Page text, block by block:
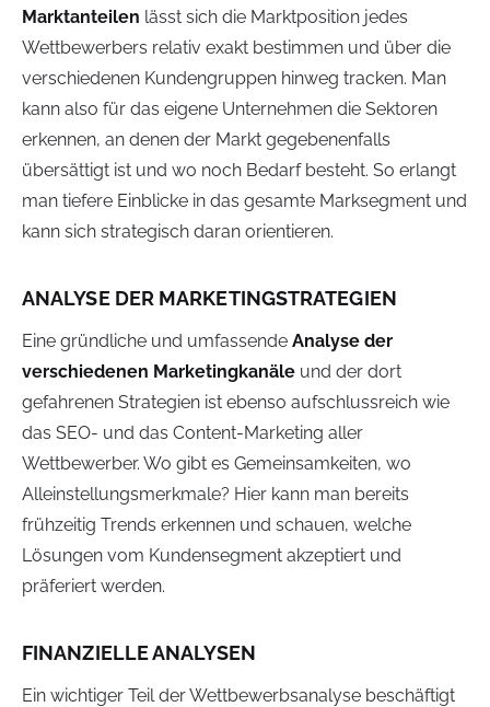
Marktanteilen lässt sich die Marktposition jedes
Wettbewerbers relativ exakt bestimmen und über die
verschiedenen Kundengruppen hinweg tracken. Man
kann also für das eigene Unternehmen die Sektoren
erkennen, an denen der Markt gegebenenfalls
übersättigt ist und wo noch Bedarf besteht. So erlangt
man tiefere Einblicke in das gesamte Marksegment und
kann sich strategisch daran orientieren.
ANALYSE DER MARKETINGSTRATEGIEN
Eine gründliche und umfassende Analyse der
verschiedenen Marketingkanäle und der dort
gefahrenen Strategien ist ebenso aufschlussreich wie
das SEO- und das Content-Marketing aller
Wettbewerber. Wo gibt es Gemeinsamkeiten, wo
Alleinstellungsmerkmale? Hier kann man bereits
frühzeitig Trends erkennen und schauen, welche
Lösungen vom Kundensegment akzeptiert und
präferiert werden.
FINANZIELLE ANALYSEN
Ein wichtiger Teil der Wettbewerbsanalyse beschäftigt